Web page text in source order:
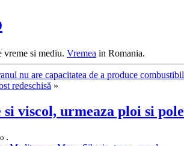
vreme si mediu. Vremea in Romania.
nu are capacitatea de a produce
redeschisă »
si viscol, urmeaza ploi si
.